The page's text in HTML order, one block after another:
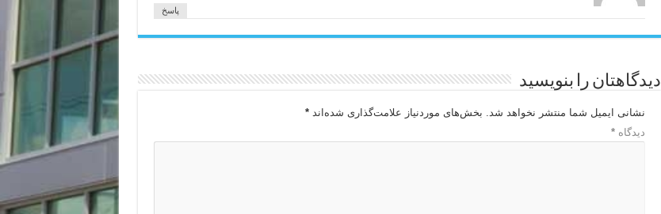
پاسخ
دیدگاهتان را بنویسید
نشانی ایمیل شما منتشر نخواهد شد. بخش‌های موردنیاز علامت‌گذاری شده‌اند*
دیدگاه*